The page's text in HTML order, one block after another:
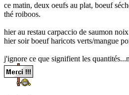
ce matin, deux oeufs au plat, boeuf
thé roiboos.
hier au restau carpaccio de saumon
hier soir boeuf haricots verts/mangue
j'ignore ce que signifient les